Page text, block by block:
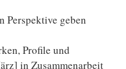
Perspektive geben
Profile und
in Zusammenarbeit